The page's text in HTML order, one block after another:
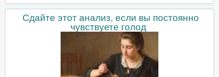
Сдайте этот анализ, если вы постоянно
чувствуете голод